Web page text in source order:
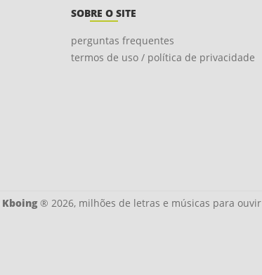
SOBRE O SITE
perguntas frequentes
termos de uso / política de privacidade
Kboing® 2026, milhões de letras e músicas para ouvir